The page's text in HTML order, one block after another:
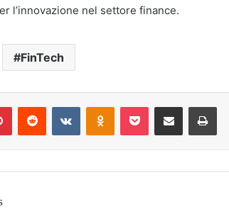
l’innovazione nel settore finance.
FinTech
PinterestRedditVKontakteOdnoklassniki
PocketCondividi via Email